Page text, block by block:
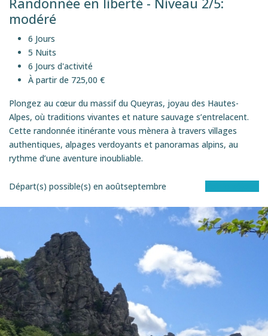
modéré
6 Jours
5 Nuits
6 Jours d'activité
À partir de 725,00 €
Plongez au cœur du massif du Queyras, joyau des Hautes-
Alpes, où traditions vivantes et nature sauvage s’entrelacent.
Cette randonnée itinérante vous mènera à travers villages
authentiques, alpages verdoyants et panoramas alpins, au
rythme d’une aventure inoubliable.
Départ(s) possible(s) en aoûtseptembre